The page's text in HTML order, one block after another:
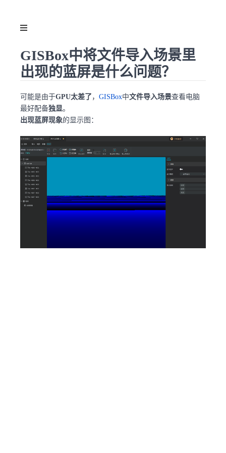
GISBox中将文件导入场景里
出现的蓝屏是什么问题？
可能是由于GPU太差了 ， GISBox中文件导入场景查看电脑
最好配备独显。
出现蓝屏现象的显示图：